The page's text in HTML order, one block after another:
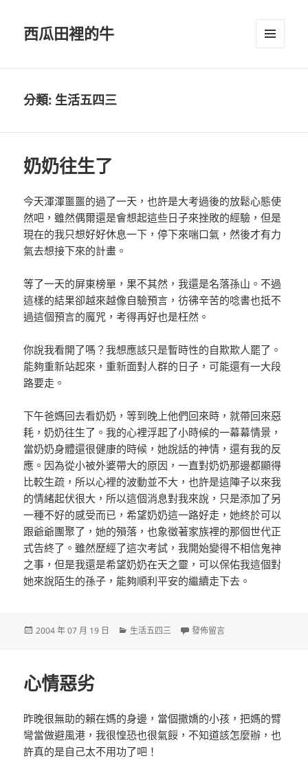
西瓜田裡的牛
分類: 生活五四三
奶奶往生了
今天渾渾噩噩的過了一天，也許是大考過後的放鬆心態使
然吧，雖然偶爾還是會想起這些日子來挫敗的經驗，但是
現在的我只想好好休息一下，停下來喘口氣，然後才有力
氣去想接下來的計畫。
等了一天的屏東榜單，果不其然，我還是名落孫山。不過
這樣的結果卻越來越像自驗預言，彷彿辛苦的唸書也抵不
過這個預言的魔咒，考得再好也是枉然。
你說我看開了嗎？我想應該只是暫時性的自欺欺人罷了。
能夠重新站起來，重新面對人群的日子，可能還有一大段
路要走。
下午爸媽回去看奶奶，等到晚上他們回來時，就帶回來惡
耗，奶奶往生了。我的心裡浮起了小時候的一幕幕情景，
當奶奶身體還很健康的時候，她說話的神情，還有我的反
應。因為從小被外婆帶大的原因，一直對奶奶那邊都顯得
比較生疏，所以心裡的波動並不大，也許是這陣子以來我
的情緒起伏很大，所以這個消息對我來說，只是添加了另
一種不好的感受而已，希望奶奶這一路好走，她終於可以
跟爺爺團聚了，她的殞落，也象徵著家族裡的那個世代正
式告終了。雖然歷經了這次考試，我開始變得不相信鬼神
之事，但是我還是希望奶奶在天之靈，可以保佑我這個對
她來說陌生的孫子，能夠順利平安的繼續走下去。
發
2004 年 07 月 19 日
分
生活五四三 在〈奶奶往生了〉
發佈留言
心情惡劣
昨晚很無助的賴在媽的身邊，當個撒嬌的小孩，把媽的臂
彎當做避風港，我很惶恐也很氣餒，不知道該怎麼辦，也
許真的是自己太不用功了吧！